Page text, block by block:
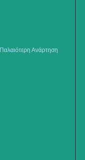
Παλαιότερη Ανάρτηση